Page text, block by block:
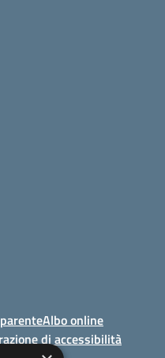
Albo online
di accessibilità